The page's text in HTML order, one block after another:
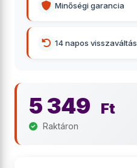
Minőségi garancia
14 napos visszaváltás
5 349 Ft
Raktáron